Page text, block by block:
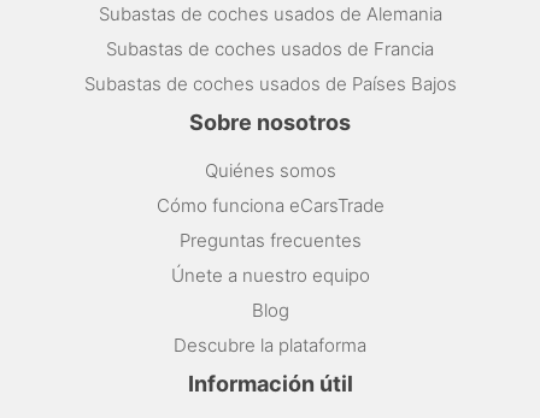
Subastas de coches usados de Alemania
Subastas de coches usados de Francia
Subastas de coches usados de Países Bajos
Sobre nosotros
Quiénes somos
Cómo funciona eCarsTrade
Preguntas frecuentes
Únete a nuestro equipo
Blog
Descubre la plataforma
Información útil